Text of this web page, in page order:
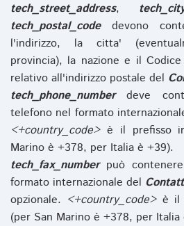
tech_street_address,
tech_postal_codedevono
l'indirizzo, la citta'
provincia), la nazione e il
relativo all'indirizzo postale del
tech_phone_numberdeve
telefono nel formato
<+country_code>è il prefisso
Marino è +378, per Italia è +39).
tech_fax_numberpuò
formato internazionale del
opzionale. <+country_code>è il
(per San Marino è +378, per Italia